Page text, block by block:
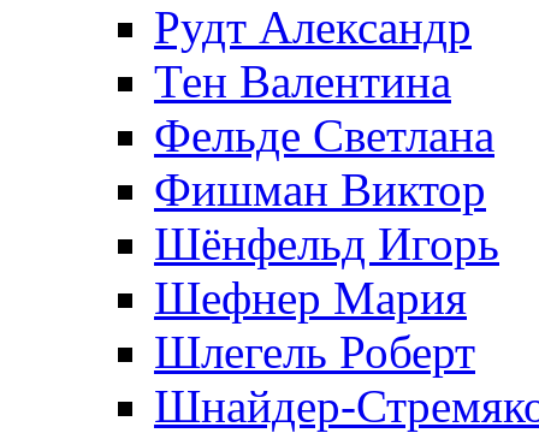
Рудт Александр
Тен Валентина
Фельде Светлана
Фишман Виктор
Шёнфельд Игорь
Шефнер Мария
Шлегель Роберт
Шнайдер-